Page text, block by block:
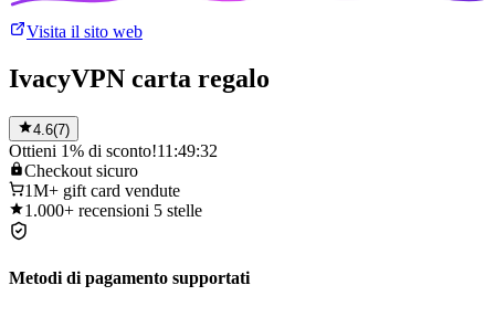
Visita il sito web
IvacyVPN carta regalo
4.6(7)
Ottieni 1% di sconto!11:49:32
Checkout sicuro
1M+ gift card vendute
1.000+ recensioni 5 stelle
Metodi di pagamento supportati